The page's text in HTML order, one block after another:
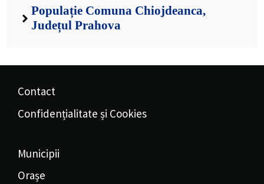
Populație Comuna Chiojdeanca,
Județul Prahova
Contact
Confidențialitate și Cookies
Municipii
Orașe